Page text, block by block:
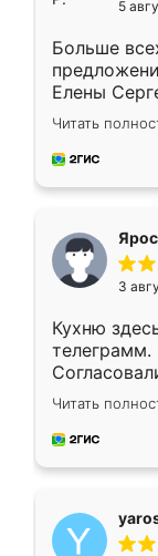
5
Больше
Елены
короткие
для
предложил
Читать
3
Кухню
недели
довольны
мебель за
Читать